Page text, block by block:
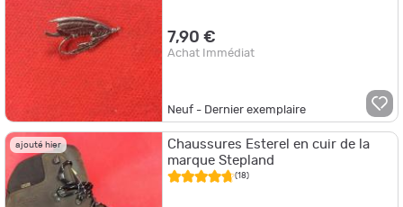
7,90 €
Achat Immédiat
Neuf - Dernier exemplaire
ajouté hier
Chaussures Esterel en cuir de la
marque Stepland
(18)